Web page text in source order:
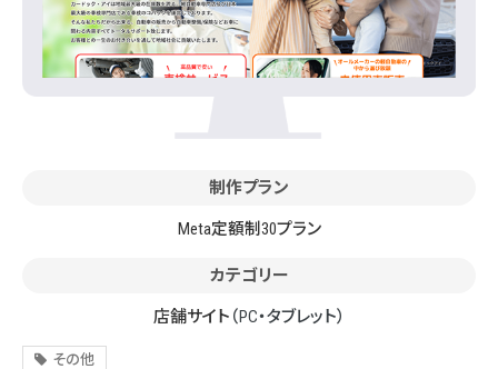
制作プラン
Meta定額制30プラン
カテゴリー
店舗サイト （PC・タブレット）
その他